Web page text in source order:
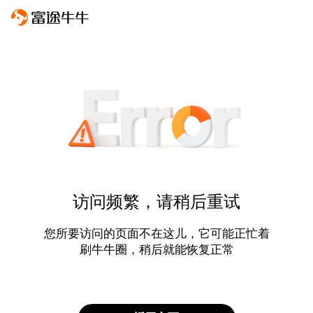
访问频繁，请稍后重试
您所要访问的页面不在这儿，它可能正忙着
刷牛牛圈，稍后就能恢复正常